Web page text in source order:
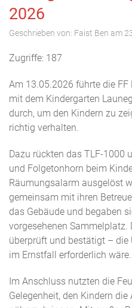
2026
Geschrieben von: Faist Ben am
Zugriffe: 187
Am 13.05.2026 führte die
mit dem Kindergarten
durch, um den Kindern zu
richtig verhalten.
Dazu rückten das TLF-1000
und Folgetonhorn beim
Räumungsalarm ausgelöst
gemeinsam mit ihren
das Gebäude und begaben
vorgesehenen
überprüft und bestätigt – die
im Ernstfall erforderlich wäre.
Im Anschluss nutzten die
Gelegenheit, den Kindern die